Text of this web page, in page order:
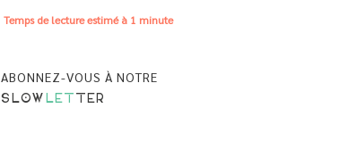
Temps de lecture estimé à 1 minute
ABONNEZ-VOUS À NOTRE
SLOW LET TER